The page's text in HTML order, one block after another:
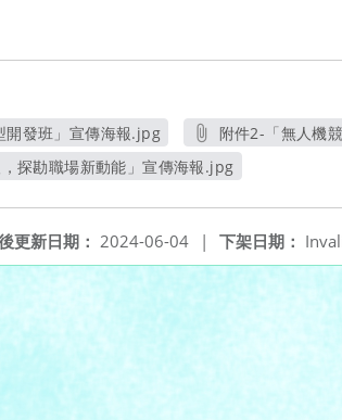
開發班」宣傳海報.jpg
附件2-「無人機
探勘職場新動能」宣傳海報.jpg
下架日期：
更新日期： 2024-06-04 |